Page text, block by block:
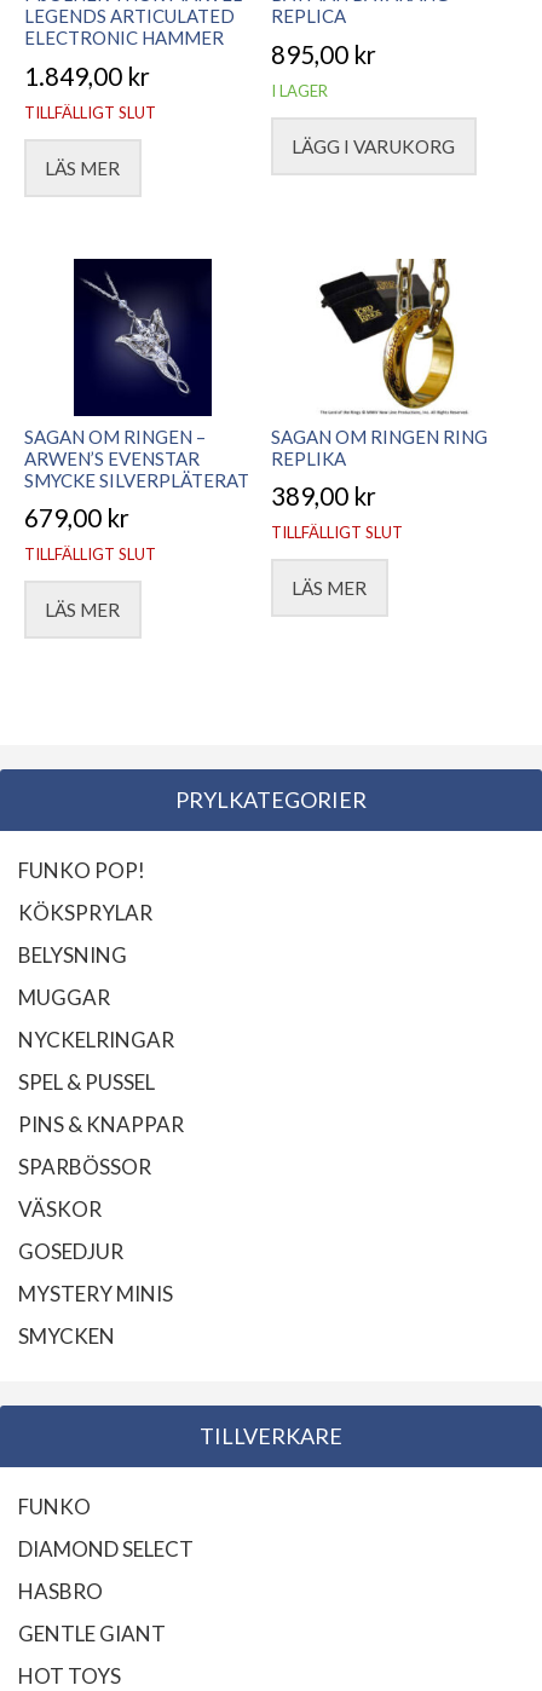
LEGENDS ARTICULATED
ELECTRONIC HAMMER
1.849,00 kr
TILLFÄLLIGT SLUT
LÄS MER
REPLICA
895,00 kr
I LAGER
LÄGG I VARUKORG
SAGAN OM RINGEN –
ARWEN’S EVENSTAR
SMYCKE SILVERPLÄTERAT
679,00 kr
TILLFÄLLIGT SLUT
LÄS MER
SAGAN OM RINGEN RING
REPLIKA
389,00 kr
TILLFÄLLIGT SLUT
LÄS MER
PRYLKATEGORIER
FUNKO POP!
KÖKSPRYLAR
BELYSNING
MUGGAR
NYCKELRINGAR
SPEL & PUSSEL
PINS & KNAPPAR
SPARBÖSSOR
VÄSKOR
GOSEDJUR
MYSTERY MINIS
SMYCKEN
TILLVERKARE
FUNKO
DIAMOND SELECT
HASBRO
GENTLE GIANT
HOT TOYS